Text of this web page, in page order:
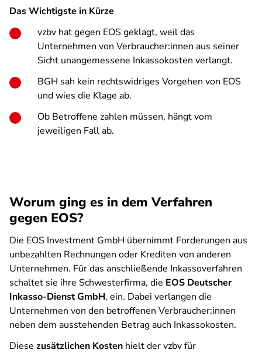
Das Wichtigste in Kürze
vzbv hat gegen EOS geklagt, weil das
Unternehmen von Verbraucher:innen aus seiner
Sicht unangemessene Inkassokosten verlangt.
BGH sah kein rechtswidriges Vorgehen von EOS
und wies die Klage ab.
Ob Betroffene zahlen müssen, hängt vom
jeweiligen Fall ab.
Worum ging es in dem Verfahren
gegen EOS?
Die EOS Investment GmbH übernimmt Forderungen aus
unbezahlten Rechnungen oder Krediten von anderen
Unternehmen. Für das anschließende Inkassoverfahren
schaltet sie ihre Schwesterfirma, die EOS Deutscher
Inkasso-Dienst GmbH, ein. Dabei verlangen die
Unternehmen von den betroffenen Verbraucher:innen
neben dem ausstehenden Betrag auch Inkassokosten.
Diese zusätzlichen Kosten hielt der vzbv für